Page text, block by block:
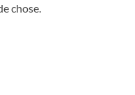
chose.